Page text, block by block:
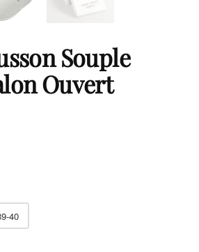
Souple
Ouvert
40